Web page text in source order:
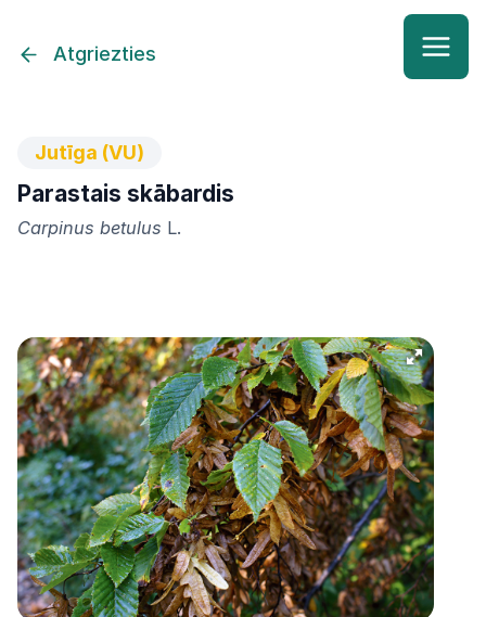
Atgriezties
Jutīga (VU)
Parastais skābardis
Carpinus betulus L.